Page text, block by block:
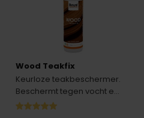
Wood Teakfix
Keurloze teakbeschermer.
Beschermt tegen vocht e...